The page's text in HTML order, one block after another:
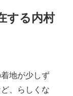
する内村
地が少しず
、らしくな